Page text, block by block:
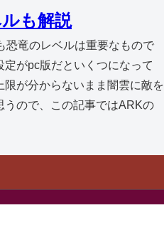
も解説
恐竜のレベルは重要なもので
がpc版だといくつになって
が分からないまま闇雲に敵を
ので、この記事ではARKの